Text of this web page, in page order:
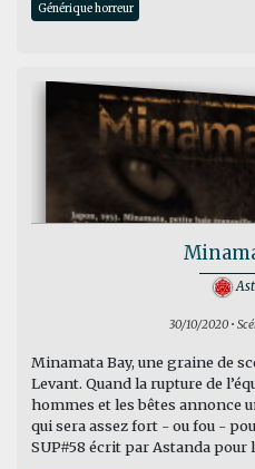
Générique horreur
30/10/2020 •
Minamata Bay, une graine de
Levant. Quand la rupture de
hommes et les bêtes annonce
qui sera assez fort - ou fou -
SUP#58 écrit par Astanda pour